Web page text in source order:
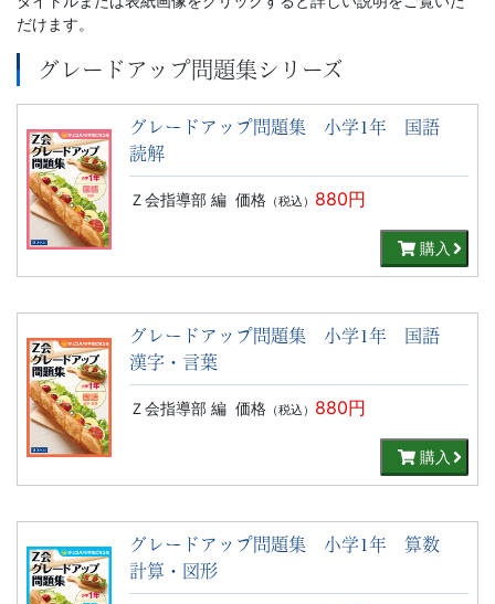
だけます。
グレードアップ問題集シリーズ
グレードアップ問題集 小学1年 国語
読解
Ｚ会指導部 編 価格（税込） 880円
購入
グレードアップ問題集 小学1年 国語
漢字・言葉
Ｚ会指導部 編 価格（税込） 880円
購入
グレードアップ問題集 小学1年 算数
計算・図形